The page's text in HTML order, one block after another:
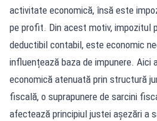
activitate economică, însă este
pe profit. Din acest motiv, impozitul
deductibil contabil, este economic
influențează baza de impunere. Aici
economică atenuată prin structură
fiscală, o suprapunere de sarcini
afectează principiul justei așezări a